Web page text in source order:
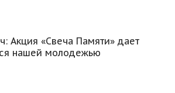
Акция «Свеча Памяти» дает
нашей молодежью